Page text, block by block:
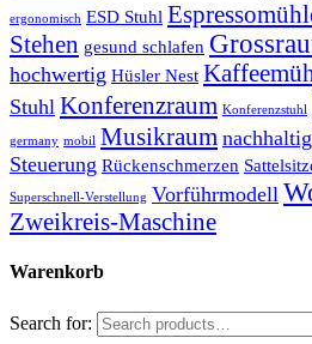
ergonomisch ESD Stuhl
Stehen gesund schlafen
hochwertig Hüsler Nest
Stuhl Konferenzraum Konferenzstuhl
germany mobil Musikraum nachhaltig
Steuerung Rückenschmerzen
Superschnell-Verstellung Vorführmodell
Zweikreis-Maschine
Warenkorb
Search for: